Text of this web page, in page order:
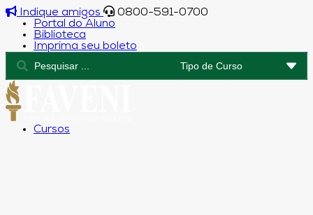
Indique amigos
0800-591-0700
Portal do Aluno
Biblioteca
Imprima seu boleto
Cursos